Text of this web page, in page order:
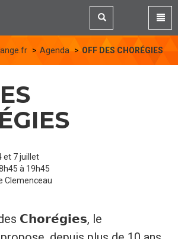
Agenda OFF DES CHORÉGIES
et 7 juillet
à 19h45
Clemenceau
𝗖𝗵𝗼𝗿𝗲́𝗴𝗶𝗲𝘀, le